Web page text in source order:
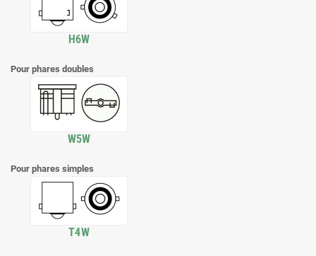
H6W
Pour phares doubles
W5W
Pour phares simples
T4W